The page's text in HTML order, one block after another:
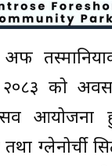
अफ
२०८३ को
ग्लेनोर्ची